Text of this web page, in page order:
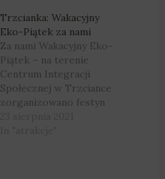
Trzcianka: Wakacyjny
Eko-Piątek za nami
Za nami Wakacyjny Eko-
Piątek – na terenie
Centrum Integracji
Społecznej w Trzciance
zorganizowano festyn